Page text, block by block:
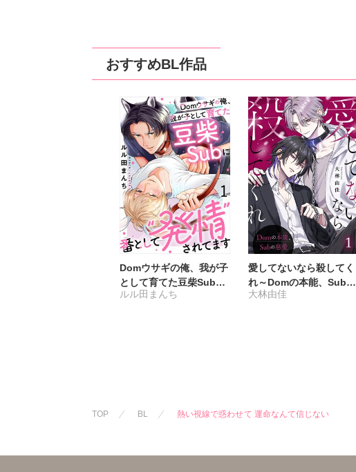
おすすめBL作品
Domウサギの俺、我が子
として育てた豆柴Subに
番として“発情”されてま
ルル田まんち
愛してないなら殺してく
れ～Domの本能、Subの
慈愛～
大林由佳
TOP BL 熱い視線で惑わせて 運命なんて信じない